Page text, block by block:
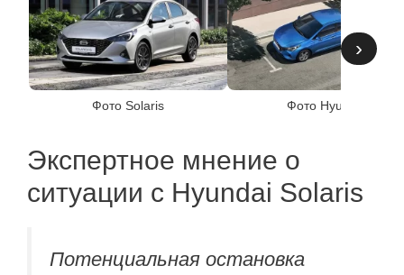
Фото Solaris Фото Hyundai
›
Экспертное мнение о
ситуации с Hyundai Solaris
Потенциальная остановка